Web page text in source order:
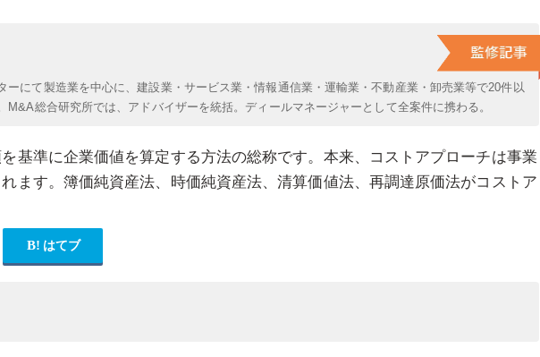
ーにて製造業を中心に、建設業・サービス業・情報通信業・運輸業・不動産業・卸売業等で20件以
M&A総合研究所では、アドバイザーを統括。ディールマネージャーとして全案件に携わる。
基準に企業価値を算定する方法の総称です。本来、コストアプローチは事業
ます。簿価純資産法、時価純資産法、清算価値法、再調達原価法がコストア
はてブ